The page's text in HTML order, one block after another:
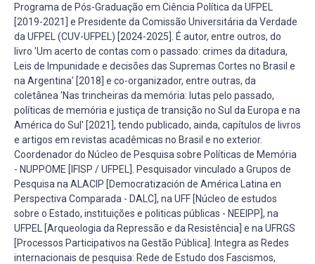
Programa de Pós-Graduação em Ciência Política da UFPEL
[2019-2021] e Presidente da Comissão Universitária da Verdade
da UFPEL (CUV-UFPEL) [2024-2025]. É autor, entre outros, do
livro 'Um acerto de contas com o passado: crimes da ditadura,
Leis de Impunidade e decisões das Supremas Cortes no Brasil e
na Argentina' [2018] e co-organizador, entre outras, da
coletânea 'Nas trincheiras da memória: lutas pelo passado,
políticas de memória e justiça de transição no Sul da Europa e na
América do Sul' [2021], tendo publicado, ainda, capítulos de livros
e artigos em revistas acadêmicas no Brasil e no exterior.
Coordenador do Núcleo de Pesquisa sobre Políticas de Memória
- NUPPOME [IFISP / UFPEL]. Pesquisador vinculado a Grupos de
Pesquisa na ALACIP [Democratización de América Latina en
Perspectiva Comparada - DALC], na UFF [Núcleo de estudos
sobre o Estado, instituições e politicas públicas - NEEIPP], na
UFPEL [Arqueologia da Repressão e da Resistência] e na UFRGS
[Processos Participativos na Gestão Pública]. Integra as Redes
internacionais de pesquisa: Rede de Estudo dos Fascismos,